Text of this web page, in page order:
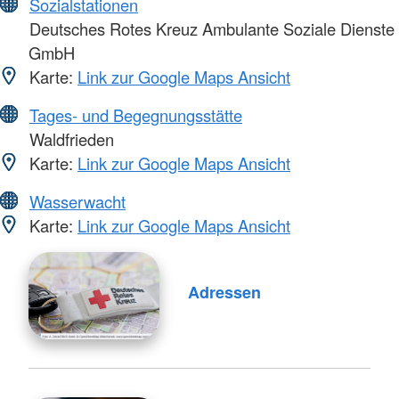
Sozialstationen
Deutsches Rotes Kreuz Ambulante Soziale Dienste
GmbH
Karte: Link zur Google Maps Ansicht
Tages- und Begegnungsstätte
Waldfrieden
Karte: Link zur Google Maps Ansicht
Wasserwacht
Karte: Link zur Google Maps Ansicht
Adressen